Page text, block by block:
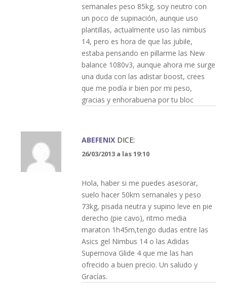
semanales peso 85kg, soy neutro con
un poco de supinación, aunque uso
plantillas, actualmente uso las nimbus
14, pero es hora de que las jubile,
estaba pensando en pillarme las New
balance 1080v3, aunque ahora me surge
una duda con las adistar boost, crees
que me podía ir bien por mi peso,
gracias y enhorabuena por tu bloc
ABEFENIX DICE:
26/03/2013 a las 19:10
Hola, haber si me puedes asesorar,
suelo hacer 50km semanales y peso
73kg, pisada neutra y supino leve en pie
derecho (pie cavo), ritmo media
maraton 1h45m,tengo dudas entre las
Asics gel Nimbus 14 o las Adidas
Supernova Glide 4 que me las han
ofrecido a buen precio. Un saludo y
Gracías.